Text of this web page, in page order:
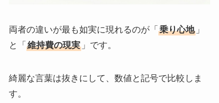
両者の違いが最も如実に現れるのが「 乗り心地」
と「 維持費の現実」です。
綺麗な言葉は抜きにして、数値と記号で比較しま
す。